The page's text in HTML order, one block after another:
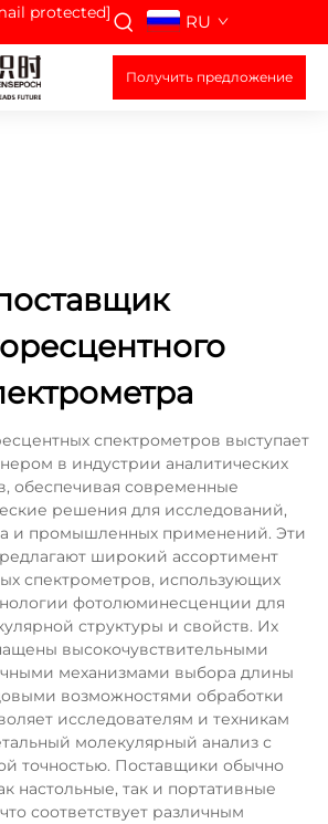
protected] RU
Получить предложение
спектрометров выступает
в индустрии аналитических
обеспечивая современные
решения для исследований,
и промышленных применений. Эти
широкий ассортимент
спектрометров, использующих
фотолюминесценции для
структуры и свойств. Их
высокочувствительными
механизмами выбора длины
возможностями обработки
исследователям и техникам
молекулярный анализ с
точностью. Поставщики обычно
настольные, так и портативные
соответствует различным